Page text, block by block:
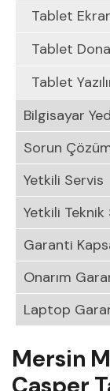
Tablet
Tablet
Tablet
Bilgisayar
Sorun
Yetkili Servis
Yetkili Teknik
Garanti
Onarım
Laptop
Mersin